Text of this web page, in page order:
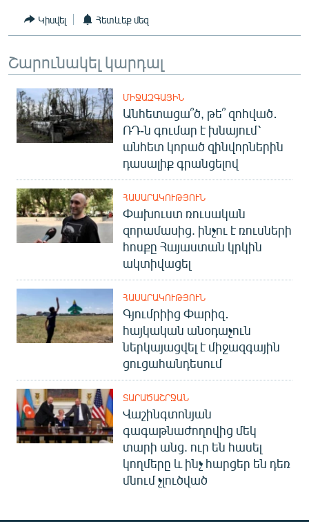
ՏՏ ԵՒ ԻՆՏԵՐՆԵՏ
ԿՈՐՈՆԱՎԻՐՈՒՍ
ԱՐԽԻՎ
ՏԵՍԱՆՅՈՒԹԵՐ
ԲԱՆԱՎԵՃ
ՁԳՏԵԼՈՎ ԼԱՎԱԳՈՒՅՆԻՆ
Հայերեն
English
ՀԵՏԵՎԵՔ ՄԵԶ
«Ազատության» բոլոր կայքերը
Կիսվել Հետևեք մեզ
Շարունակել կարդալ
ՄԻՋԱԶԳԱՅԻՆ
Անհետացա՞ծ, թե՞ զոհված․
ՌԴ-ն գումար է խնայում՝
անհետ կորած զինվորներին
դասալիք գրանցելով
ՀԱՍԱՐԱԿՈՒԹՅՈՒՆ
Փախուստ ռուսական
զորամասից. ինչու է ռուսների
հոսքը Հայաստան կրկին
ակտիվացել
ՀԱՍԱՐԱԿՈՒԹՅՈՒՆ
Գյումրիից Փարիզ․
հայկական անօդաչուն
ներկայացվել է միջազգային
ցուցահանդեսում
ՏԱՐԱԾԱՇՐՋԱՆ
Վաշինգտոնյան
գագաթնաժողովից մեկ
տարի անց. ուր են հասել
կողմերը և ինչ հարցեր են դեռ
մնում չլուծված